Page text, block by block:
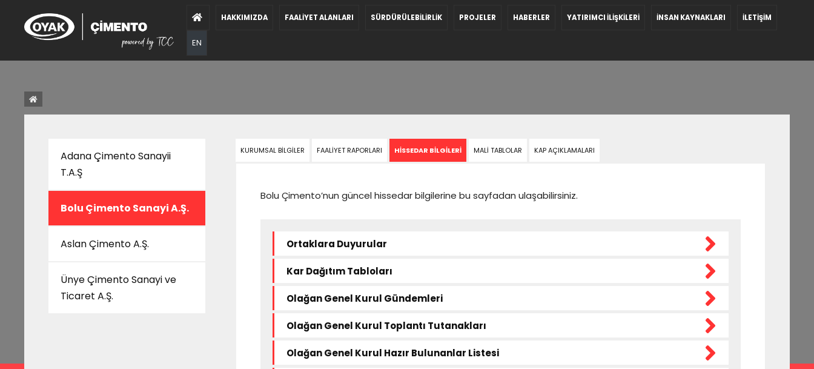
HAKKIMIZDA FAALİYET ALANLARI SÜRDÜRÜLEBİLİRLİK PROJELER HABERLER YATIRIMCI İLİŞKİLERİ İNSAN KAYNAKLARI İLETİŞİM
EN
Adana Çimento Sanayii
T.A.Ş
Bolu Çimento Sanayi A.Ş.
Aslan Çimento A.Ş.
Ünye Çimento Sanayi ve
Ticaret A.Ş.
KURUMSAL BİLGİLER FAALİYET RAPORLARI HİSSEDAR BİLGİLERİ MALİ TABLOLAR KAP AÇIKLAMALARI
Bolu Çimento’nun güncel hissedar bilgilerine bu sayfadan ulaşabilirsiniz.
Ortaklara Duyurular
Kar Dağıtım Tabloları
Olağan Genel Kurul Gündemleri
Olağan Genel Kurul Toplantı Tutanakları
Olağan Genel Kurul Hazır Bulunanlar Listesi